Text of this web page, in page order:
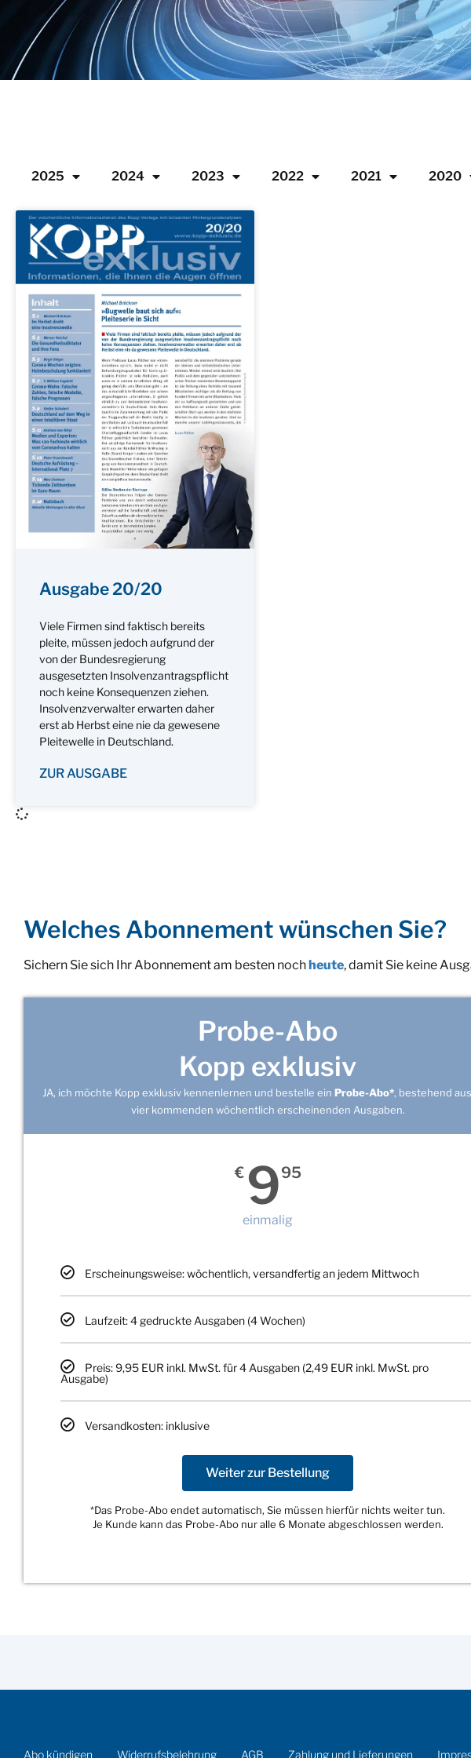
2025 2024 2023 2022 2021 2020
Ausgabe 20/20
Viele Firmen sind faktisch bereits
pleite, müssen jedoch aufgrund der
von der Bundesregierung
ausgesetzten Insolvenzantragspflicht
noch keine Konsequenzen ziehen.
Insolvenzverwalter erwarten daher
erst ab Herbst eine nie da gewesene
Pleitewelle in Deutschland.
ZUR AUSGABE
Welches Abonnement wünschen Sie?
Sichern Sie sich Ihr Abonnement am besten nochheute, damit Sie keine
Probe-Abo
Kopp exklusiv
JA, ich möchte Kopp exklusiv kennenlernen und bestelle ein Probe-Abo*, bestehend
vier kommenden wöchentlich erscheinenden Ausgaben.
€ 995
einmalig
Erscheinungsweise: wöchentlich, versandfertig an jedem Mittwoch
Laufzeit: 4 gedruckte Ausgaben (4 Wochen)
Preis: 9,95 EUR inkl. MwSt. für 4 Ausgaben (2,49 EUR inkl. MwSt. pro
Ausgabe)
Versandkosten: inklusive
Weiter zur Bestellung
*Das Probe-Abo endet automatisch, Sie müssen hierfür nichts weiter tun.
Je Kunde kann das Probe-Abo nur alle 6 Monate abgeschlossen werden.
Abo kündigen Widerrufsbelehrung AGB Zahlung und Lieferungen